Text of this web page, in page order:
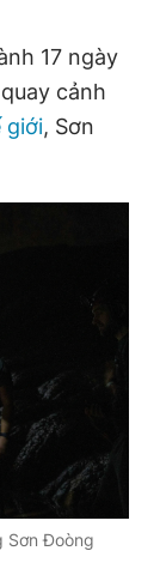
17 ngày
cảnh
giới, Sơn
Sơn Đoòng